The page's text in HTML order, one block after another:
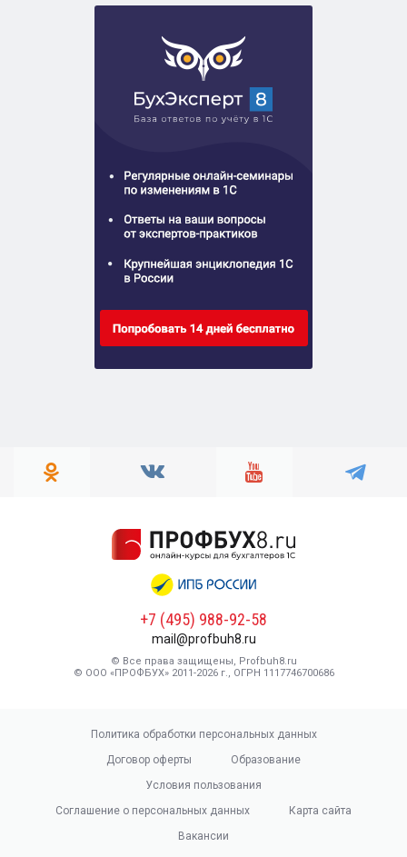
+7 (495) 988-92-58
mail@profbuh8.ru
© Все права защищены, Profbuh8.ru
© ООО «ПРОФБУХ» 2011-2026 г., ОГРН 1117746700686
Политика обработки персональных данных
Договор оферты
Образование
Условия пользования
Соглашение о персональных данных
Карта сайта
Вакансии